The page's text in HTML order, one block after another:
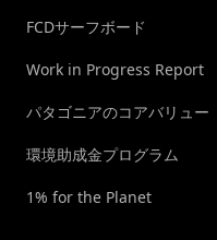
FCDサーフボード
Work in Progress Report
パタゴニアのコアバリュー
環境助成金プログラム
1% for the Planet